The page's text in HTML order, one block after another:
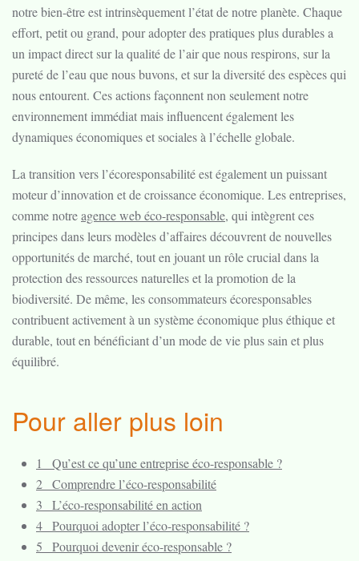
notre bien-être est intrinsèquement l’état de notre planète. Chaque
effort, petit ou grand, pour adopter des pratiques plus durables a
un impact direct sur la qualité de l’air que nous respirons, sur la
pureté de l’eau que nous buvons, et sur la diversité des espèces qui
nous entourent. Ces actions façonnent non seulement notre
environnement immédiat mais influencent également les
dynamiques économiques et sociales à l’échelle globale.
La transition vers l’écoresponsabilité est également un puissant
moteur d’innovation et de croissance économique. Les entreprises,
comme notreagence web éco-responsable, qui intègrent ces
principes dans leurs modèles d’affaires découvrent de nouvelles
opportunités de marché, tout en jouant un rôle crucial dans la
protection des ressources naturelles et la promotion de la
biodiversité. De même, les consommateurs écoresponsables
contribuent activement à un système économique plus éthique et
durable, tout en bénéficiant d’un mode de vie plus sain et plus
équilibré.
Pour aller plus loin
1_ Qu’est ce qu’une entreprise éco-responsable ?
2_ Comprendre l’éco-responsabilité
3_ L’éco-responsabilité en action
4_ Pourquoi adopter l’éco-responsabilité ?
5_ Pourquoi devenir éco-responsable ?